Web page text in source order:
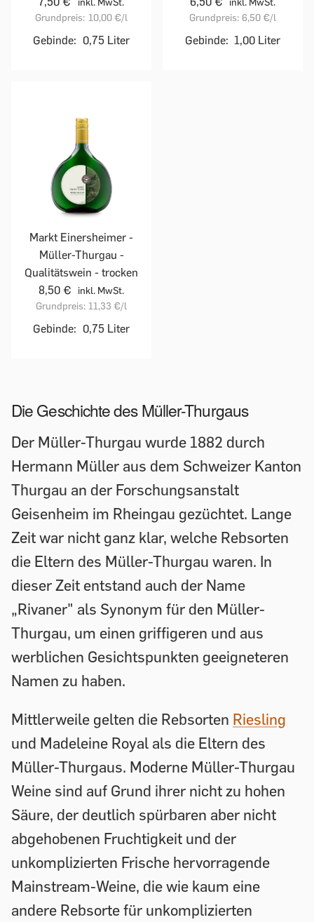
Grundpreis: 10,00 €/l
Gebinde: 0,75 Liter
Grundpreis: 6,50 €/l
Gebinde: 1,00 Liter
Markt Einersheimer -
Müller-Thurgau -
Qualitätswein - trocken
8,50 €
inkl. MwSt.
Grundpreis: 11,33 €/l
Gebinde: 0,75 Liter
Die Geschichte des Müller-Thurgaus
Der Müller-Thurgau wurde 1882 durch
Hermann Müller aus dem Schweizer Kanton
Thurgau an der Forschungsanstalt
Geisenheim im Rheingau gezüchtet. Lange
Zeit war nicht ganz klar, welche Rebsorten
die Eltern des Müller-Thurgau waren. In
dieser Zeit entstand auch der Name
„Rivaner" als Synonym für den Müller-
Thurgau, um einen griffigeren und aus
werblichen Gesichtspunkten geeigneteren
Namen zu haben.
Mittlerweile gelten die Rebsorten Riesling
und Madeleine Royal als die Eltern des
Müller-Thurgaus. Moderne Müller-Thurgau
Weine sind auf Grund ihrer nicht zu hohen
Säure, der deutlich spürbaren aber nicht
abgehobenen Fruchtigkeit und der
unkomplizierten Frische hervorragende
Mainstream-Weine, die wie kaum eine
andere Rebsorte für unkomplizierten